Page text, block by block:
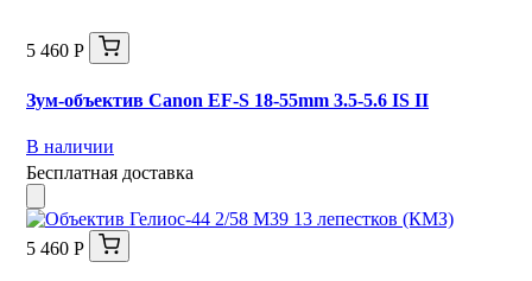
5 460 Р
Зум-объектив Canon EF-S 18-55mm 3.5-5.6 IS II
В наличии
Бесплатная доставка
5 460 Р